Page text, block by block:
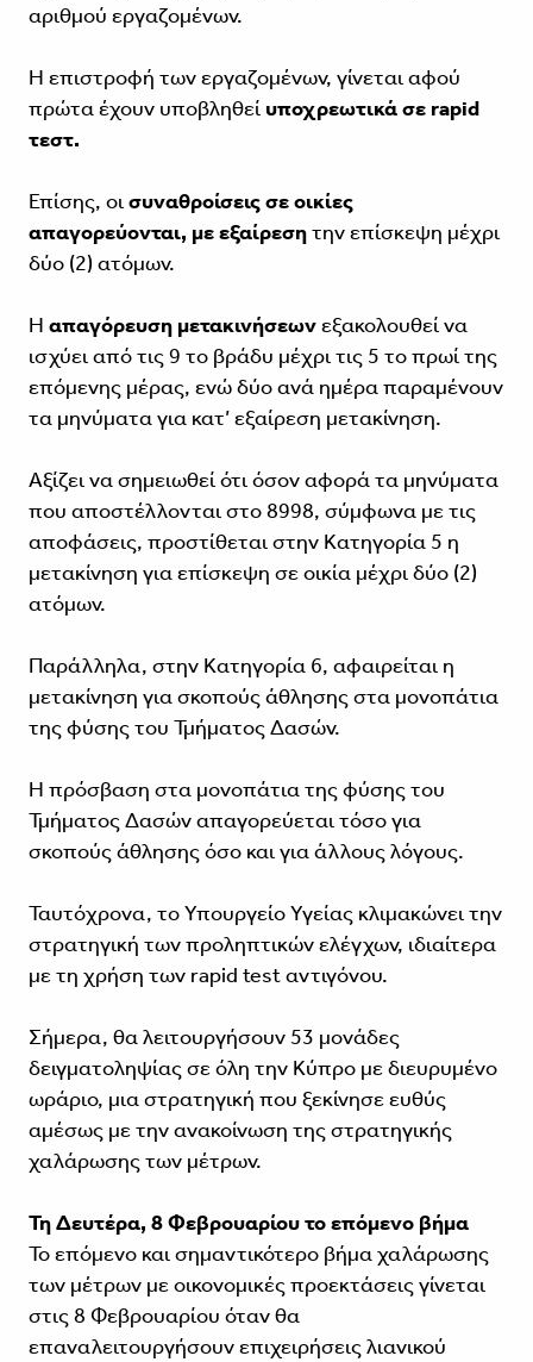
αριθμού εργαζομένων.
Η επιστροφή των εργαζομένων, γίνεται αφού
πρώτα έχουν υποβληθεί υποχρεωτικά σε rapid
τεστ.
Επίσης, οισυναθροίσεις σε οικίες
απαγορεύονται, με εξαίρεσητην επίσκεψη μέχρι
δύο (2) ατόμων.
Η απαγόρευση μετακινήσεωνεξακολουθεί να
ισχύει από τις 9 το βράδυ μέχρι τις 5 το πρωί της
επόμενης μέρας, ενώ δύο ανά ημέρα παραμένουν
τα μηνύματα για κατ’ εξαίρεση μετακίνηση.
Αξίζει να σημειωθεί ότι όσον αφορά τα μηνύματα
που αποστέλλονται στο 8998, σύμφωνα με τις
αποφάσεις, προστίθεται στην Κατηγορία 5 η
μετακίνηση για επίσκεψη σε οικία μέχρι δύο (2)
ατόμων.
Παράλληλα, στην Κατηγορία 6, αφαιρείται η
μετακίνηση για σκοπούς άθλησης στα μονοπάτια
της φύσης του Τμήματος Δασών.
Η πρόσβαση στα μονοπάτια της φύσης του
Τμήματος Δασών απαγορεύεται τόσο για
σκοπούς άθλησης όσο και για άλλους λόγους.
Ταυτόχρονα, το Υπουργείο Υγείας κλιμακώνει την
στρατηγική των προληπτικών ελέγχων, ιδιαίτερα
με τη χρήση των rapid test αντιγόνου.
Σήμερα, θα λειτουργήσουν 53 μονάδες
δειγματοληψίας σε όλη την Κύπρο με διευρυμένο
ωράριο, μια στρατηγική που ξεκίνησε ευθύς
αμέσως με την ανακοίνωση της στρατηγικής
χαλάρωσης των μέτρων.
Τη Δευτέρα, 8 Φεβρουαρίου το επόμενο βήμα
Το επόμενο και σημαντικότερο βήμα χαλάρωσης
των μέτρων με οικονομικές προεκτάσεις γίνεται
στις 8 Φεβρουαρίου όταν θα
επαναλειτουργήσουν επιχειρήσεις λιανικού